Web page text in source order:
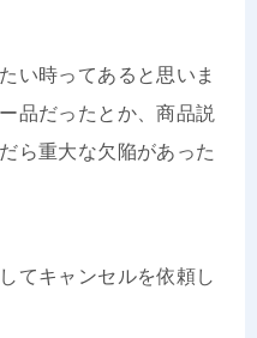
い時ってあると思いま
品だったとか、商品説
ら重大な欠陥があった
てキャンセルを依頼し